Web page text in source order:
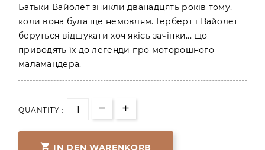
Батьки Вайолет зникли дванадцять років тому,
коли вона була ще немовлям. Герберт і Вайолет
беруться відшукати хоч якісь зачіпки... що
приводять їх до легенди про моторошного
маламандера.
QUANTITY :
 IN DEN WARENKORB